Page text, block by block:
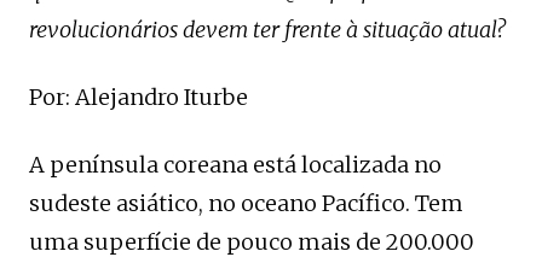
revolucionários devem ter frente à situação atual?
Por: Alejandro Iturbe
A península coreana está localizada no
sudeste asiático, no oceano Pacífico. Tem
uma superfície de pouco mais de 200.000